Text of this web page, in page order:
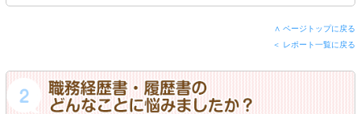
∧ ページトップに戻る
＜ レポート一覧に戻る